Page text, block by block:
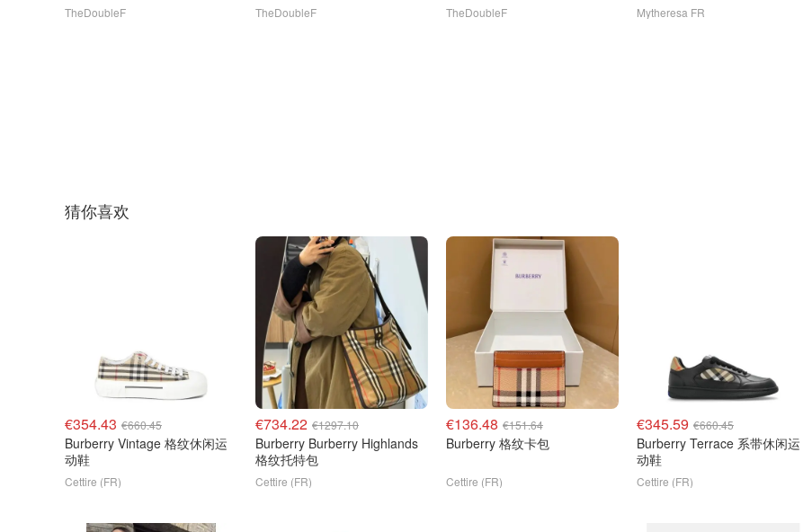
TheDoubleF TheDoubleF TheDoubleF Mytheresa FR
猜你喜欢
€354.43 €660.45
Burberry Vintage 格纹休闲运
动鞋
Cettire (FR)
€734.22 €1297.10
Burberry Burberry Highlands
格纹托特包
Cettire (FR)
€136.48 €151.64
Burberry 格纹卡包
Cettire (FR)
€345.59 €660.45
Burberry Terrace 系带休闲运
动鞋
Cettire (FR)